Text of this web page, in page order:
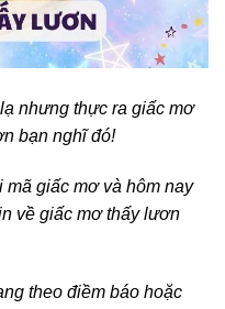
nhưng thực ra giấc mơ
bạn nghĩ đó!
mã giấc mơ và hôm nay
về giấc mơ thấy lươn
theo điềm báo hoặc